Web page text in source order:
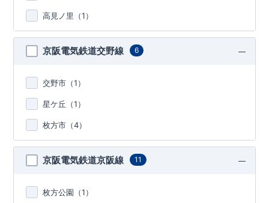
高見ノ里（1）
京阪電気鉄道交野線 6
交野市（1）
星ケ丘（1）
枚方市（4）
京阪電気鉄道京阪線 11
枚方公園（1）